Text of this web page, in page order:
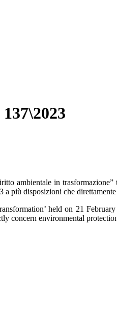
ambientale in
più disposizioni che
held on 21
concern environmental